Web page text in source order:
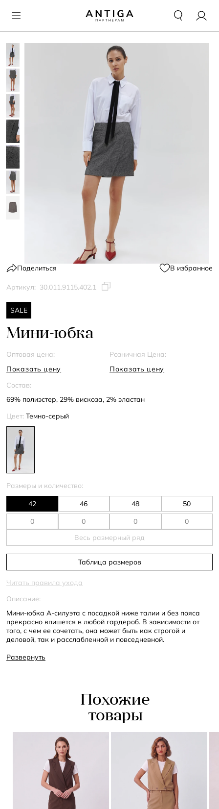
Поделиться В избранное
Артикул: 30.011.9115.402.1
SALE
Мини-юбка
Оптовая цена:
Показать цену
Розничная Цена:
Показать цену
Состав:
69% полиэстер, 29% вискоза, 2% эластан
Цвет: Темно-серый
Размеры и количество:
42 46 48 50
Весь размерный ряд
Таблица размеров
Читать правила ухода
Описание:
Мини-юбка А-силуэта с посадкой ниже талии и без пояса
прекрасно впишется в любой гардероб. В зависимости от
того, с чем ее сочетать, она может быть как строгой и
деловой, так и расслабленной и повседневной.
- А-силуэт
- застежка на потайную молнию в боковом шве
Развернуть
Похожие
товары